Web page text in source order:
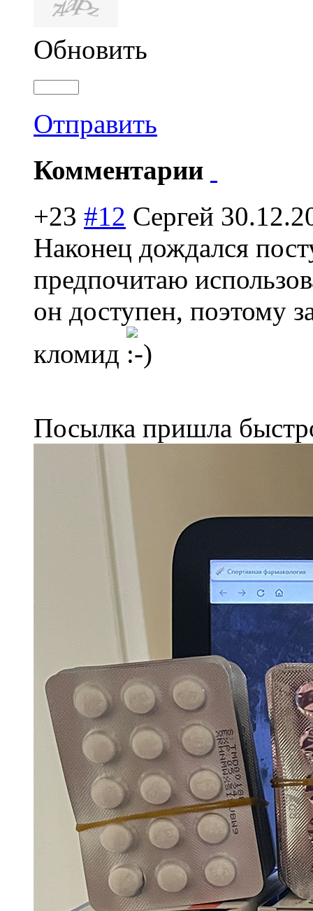
Обновить
Отправить
Комментарии
+23 #12 Сергей
Наконец дождался
предпочитаю
он доступен, поэтому
кломид
Посылка пришла